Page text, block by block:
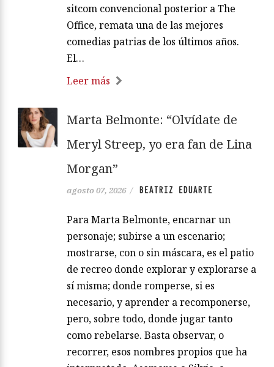
sitcom convencional posterior a The
Office, remata una de las mejores
comedias patrias de los últimos años.
El…
Leer más
Marta Belmonte: “Olvídate de
Meryl Streep, yo era fan de Lina
Morgan”
agosto 07, 2026 / BEATRIZ EDUARTE
Para Marta Belmonte, encarnar un
personaje; subirse a un escenario;
mostrarse, con o sin máscara, es el patio
de recreo donde explorar y explorarse a
sí misma; donde romperse, si es
necesario, y aprender a recomponerse,
pero, sobre todo, donde jugar tanto
como rebelarse. Basta observar, o
recorrer, esos nombres propios que ha